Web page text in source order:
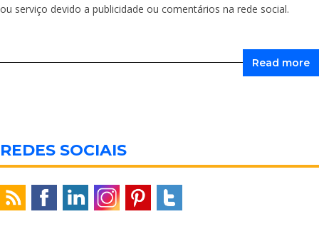
ou serviço devido a publicidade ou comentários na rede social.
Read more
REDES SOCIAIS